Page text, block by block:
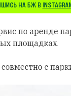
НА БЖ В
по аренде
площадках.
с